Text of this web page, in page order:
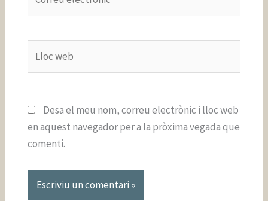
electrònic*
web
Desa el meu nom, correu electrònic i lloc web
en aquest navegador per a la pròxima vegada que
comenti.